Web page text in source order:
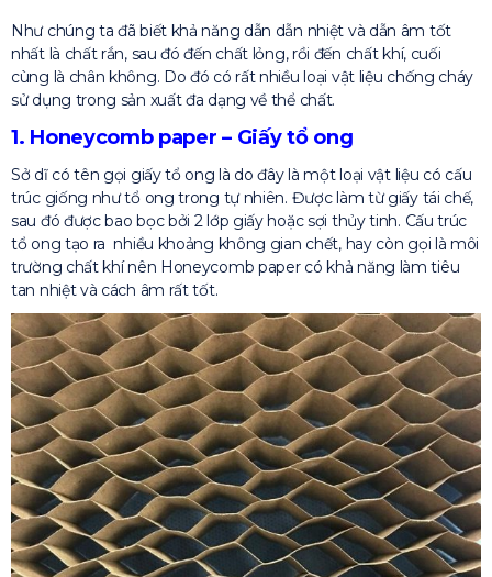
Như chúng ta đã biết khả năng dẫn dẫn nhiệt và dẫn âm tốt
nhất là chất rắn, sau đó đến chất lỏng, rồi đến chất khí, cuối
cùng là chân không. Do đó có rất nhiều loại vật liệu chống cháy
sử dụng trong sản xuất đa dạng về thể chất.
1. Honeycomb paper – Giấy tổ ong
Sở dĩ có tên gọi giấy tổ ong là do đây là một loại vật liệu có cấu
trúc giống như tổ ong trong tự nhiên. Được làm từ giấy tái chế,
sau đó được bao bọc bởi 2 lớp giấy hoặc sợi thủy tinh. Cấu trúc
tổ ong tạo ra nhiều khoảng không gian chết, hay còn gọi là môi
trường chất khí nên Honeycomb paper có khả năng làm tiêu
tan nhiệt và cách âm rất tốt.